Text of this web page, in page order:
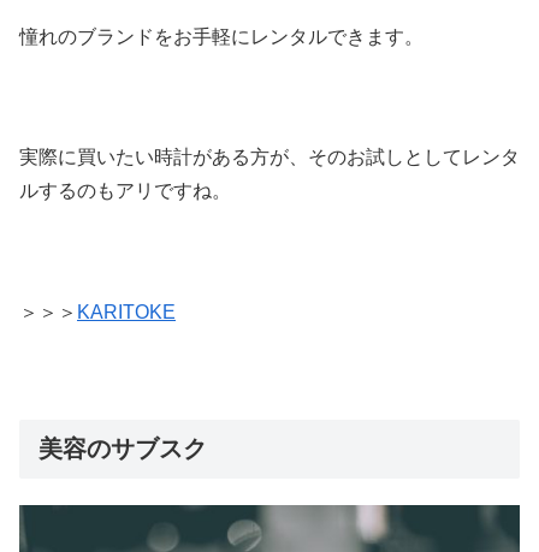
憧れのブランドをお手軽にレンタルできます。
実際に買いたい時計がある方が、そのお試しとしてレンタ
ルするのもアリですね。
＞＞＞ KARITOKE
美容のサブスク